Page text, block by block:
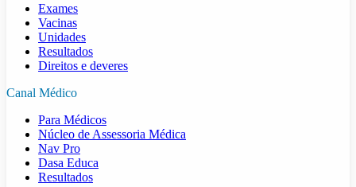
Exames
Vacinas
Unidades
Resultados
Direitos e deveres
Canal Médico
Para Médicos
Núcleo de Assessoria Médica
Nav Pro
Dasa Educa
Resultados